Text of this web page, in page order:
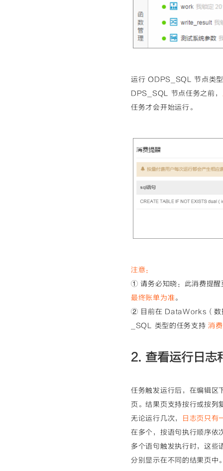
运行 ODPS_SQL 节点类
DPS_SQL 节点任务之前，
任务才会开始运行。
注意：
① 请务必知晓：此消费提醒
最终账单为准。
② 目前在 DataWorks（数
_SQL 类型的任务支持消
2. 查看运行日志
任务触发运行后，在编辑区
页。结果页支持按行或按列
无论运行几次，
日志页只有
在多个，按语句执行顺序依
多个语句触发执行时，这些
分别显示在不同的结果页中